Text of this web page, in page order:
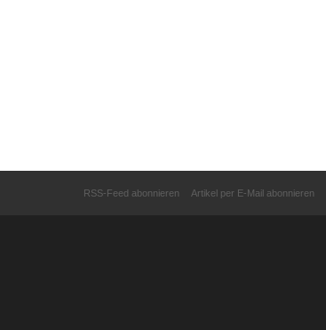
RSS-Feed abonnieren Artikel per E-Mail abonnieren